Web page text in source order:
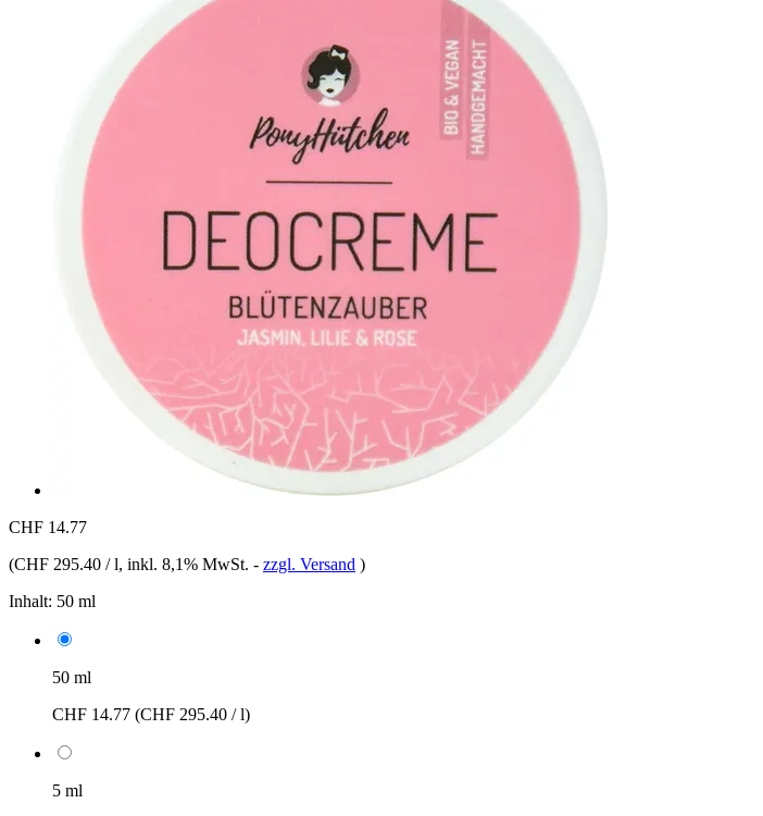
CHF 14.77
(CHF 295.40 / l, inkl. 8,1% MwSt. - zzgl. Versand )
Inhalt: 50 ml
50 ml
CHF 14.77 (CHF 295.40 / l)
5 ml